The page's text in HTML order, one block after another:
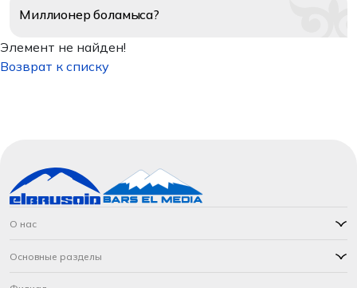
Миллионерболамыса?
Элемент не найден!
Возврат к списку
О нас
Основные разделы